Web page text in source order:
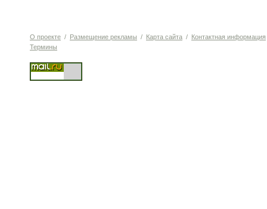
О проекте / Размещение рекламы / Карта сайта / Контактная информация
Термины